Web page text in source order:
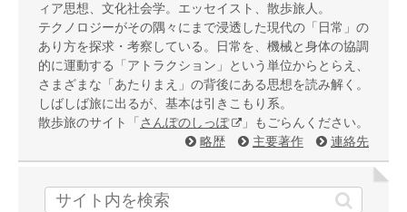
ィア思想、文化社会学。エッセイスト、散歩旅人。
テクノロジーがその隅々にまで浸透した現代の「日常」の
あり方を探求・考察している。日常を、機械と身体の協調
的に運動する「アトラクション」という単位からとらえ、
さまざまな「あたりまえ」の背後にある思想を読み解く。
しばしば旅に出るが、基本は引きこもり系。
散歩旅のサイト「 さんぽのしっぽ
」もごらんください。
略歴
主要著作 連絡先